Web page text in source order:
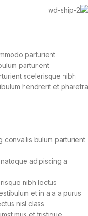
parturient
parturient
scelerisque nibh
hendrerit et pharetra
convallis bulum parturient
adipiscing a
nibh lectus.
et in a a a purus
nisl class
mus et tristique